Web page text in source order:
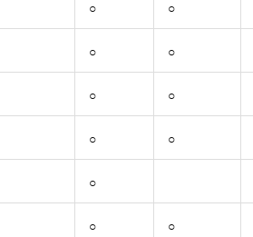
○ ○
○ ○
○ ○
○ ○
○
○ ○